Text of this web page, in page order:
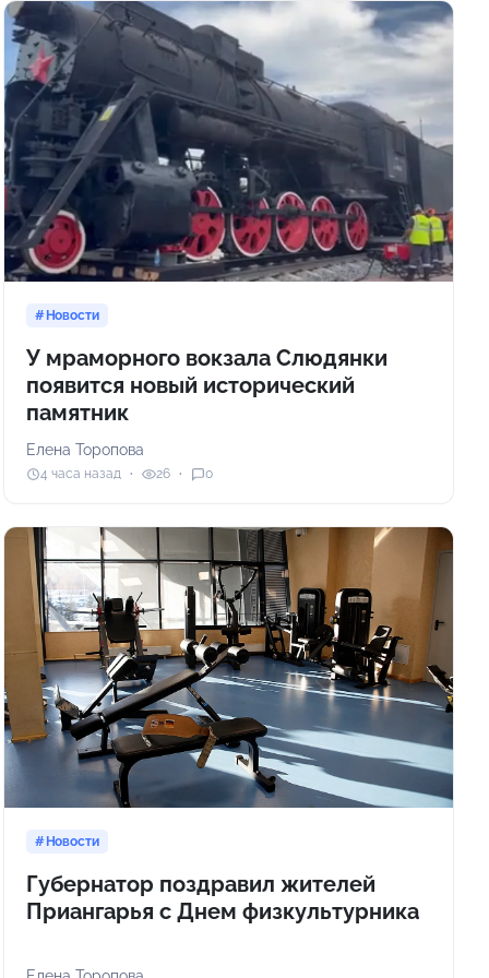
Новости
У мраморного вокзала Слюдянки
появится новый исторический
памятник
Елена Торопова
4 часа назад 26 0
Новости
Губернатор поздравил жителей
Приангарья с Днем физкультурника